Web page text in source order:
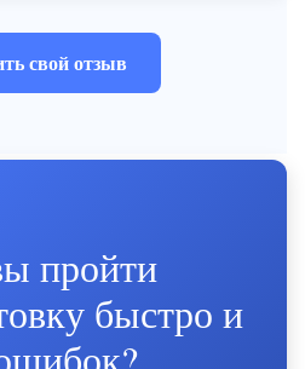
свой отзыв
пройти
быстро и